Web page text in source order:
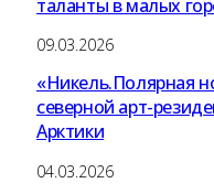
таланты в малых
09.03.2026
«Никель.Полярная
северной арт-
Арктики
04.03.2026